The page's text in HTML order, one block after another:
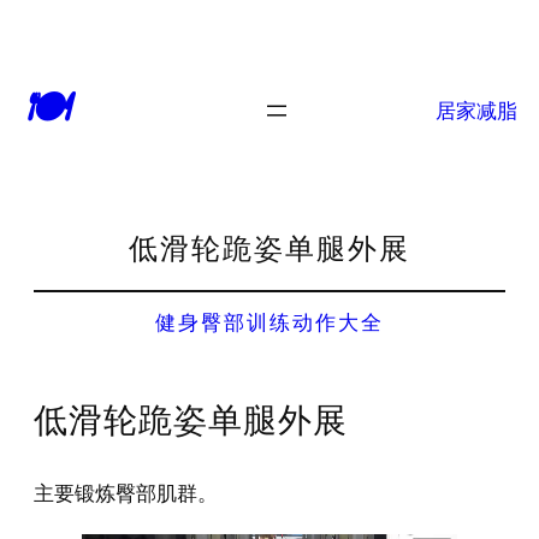
🍽 居家减脂
低滑轮跪姿单腿外展
健身臀部训练动作大全
低滑轮跪姿单腿外展
主要锻炼臀部肌群。